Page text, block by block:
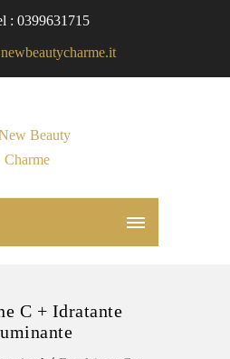
: 0399631715
C + Idratante